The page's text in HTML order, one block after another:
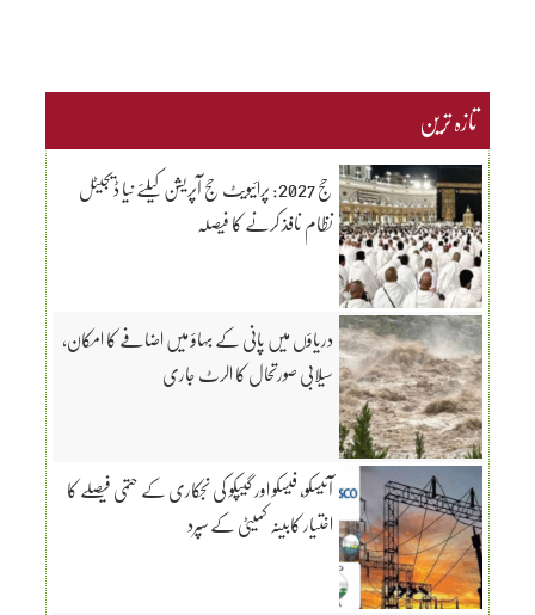
تازہ ترین
حج 2027: پرائیویٹ حج آپریشن کیلئے نیا ڈیجیٹل
نظام نافذ کرنے کا فیصلہ
دریاؤں میں پانی کے بہاؤ میں اضافے کا امکان،
سیلابی صورتحال کا الرٹ جاری
آئیسکو، فیسکو اور گیپکو کی نجکاری کے حتمی فیصلے کا
اختیار کابینہ کمیٹی کے سپرد